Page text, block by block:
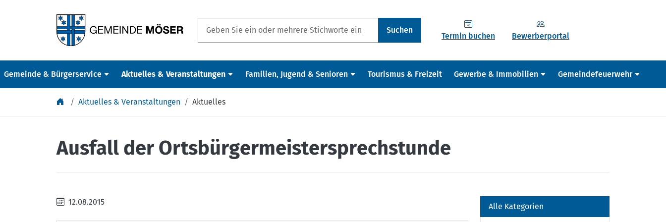
Suchen
Termin buchen Bewerberportal
Gemeinde & Bürgerservice Aktuelles & Veranstaltungen Familien, Jugend & Senioren Tourismus & Freizeit Gewerbe & Immobilien Gemeindefeuerwehr
Aktuelles & Veranstaltungen Aktuelles
Ausfall der Ortsbürgermeistersprechstunde
12.08.2015 Alle Kategorien